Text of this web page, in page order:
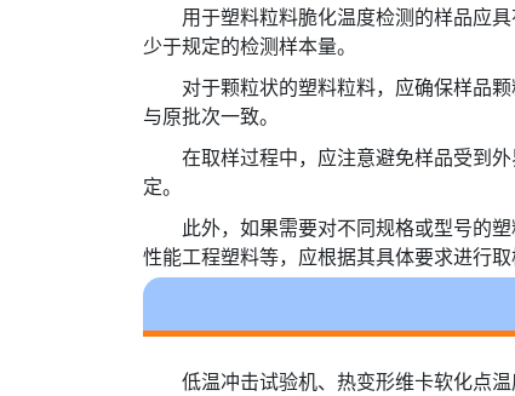
用于塑料粒料脆化温度检测的样品应
少于规定的检测样本量。
对于颗粒状的塑料粒料，应确保样品
与原批次一致。
在取样过程中，应注意避免样品受到
定。
此外，如果需要对不同规格或型号的
性能工程塑料等，应根据其具体要求进行取
低温冲击试验机、热变形维卡软化点